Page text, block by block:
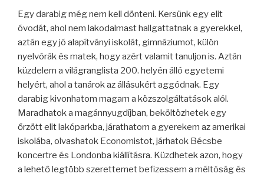
Egy darabig még nem kell dönteni. Kersünk egy elit
óvodát, ahol nem lakodalmast hallgattatnak a gyerekkel,
aztán egy jó alapítványi iskolát, gimnáziumot, külön
nyelvórák és matek, hogy azért valamit tanuljon is. Aztán
küzdelem a világranglista 200. helyén álló egyetemi
helyért, ahol a tanárok az állásukért aggódnak. Egy
darabig kivonhatom magam a közszolgáltatások alól.
Maradhatok a magánnyugdíjban, beköltözhetek egy
őrzött elit lakóparkba, járathatom a gyerekem az amerikai
iskolába, olvashatok Economistot, járhatok Bécsbe
koncertre és Londonba kiállításra. Küzdhetek azon, hogy
a lehető legtöbb szerettemet befizessem a méltóság és